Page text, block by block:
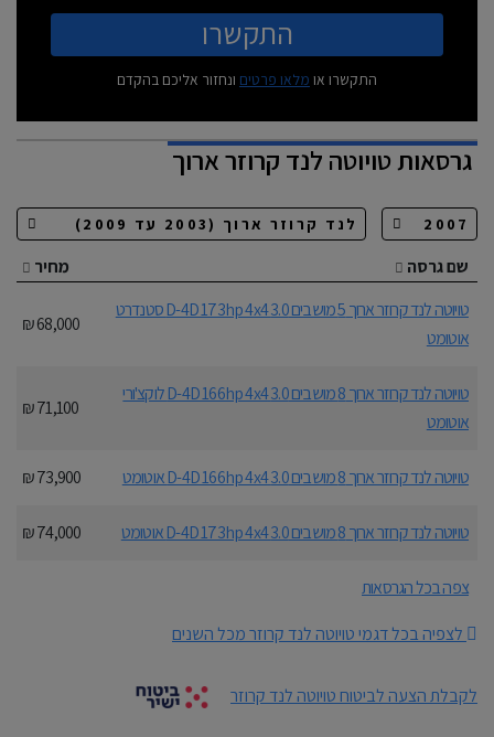
התקשרו
התקשרו או מלאו פרטים ונחזור אליכם בהקדם
גרסאותטויוטה לנד קרוזר ארוך
שם גרסה
מחיר
טויוטה לנד קרוזר ארוך 5 מושבים 3.0 D-4D 173hp 4x4 סטנדרט
אוטומט
68,000 ₪
טויוטה לנד קרוזר ארוך 8 מושבים 3.0 D-4D 166hp 4x4 לוקצ'ורי
אוטומט
71,100 ₪
טויוטה לנד קרוזר ארוך 8 מושבים 3.0 D-4D 166hp 4x4 אוטומט 73,900 ₪
טויוטה לנד קרוזר ארוך 8 מושבים 3.0 D-4D 173hp 4x4 אוטומט 74,000 ₪
צפה בכל הגרסאות
לצפיה בכל דגמי טויוטה לנד קרוזר מכל השנים
לקבלת הצעה לביטוח טויוטה לנד קרוזר